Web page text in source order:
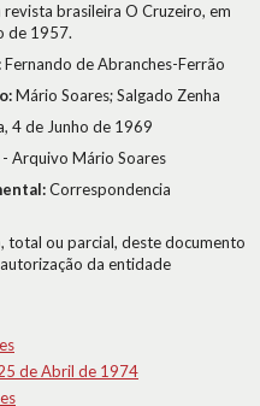
brasileira O Cruzeiro, em
de 1957.
Fernando de Abranches-Ferrão
Mário Soares; Salgado Zenha
4 de Junho de 1969
- Arquivo Mário Soares
Correspondencia
total ou parcial, deste documento
da entidade
de Abril de 1974